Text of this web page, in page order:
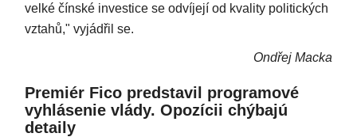
velké čínské investice se odvíjejí od kvality politických
vztahů," vyjádřil se.
Ondřej Macka
Premiér Fico predstavil programové
vyhlásenie vlády. Opozícii chýbajú
detaily